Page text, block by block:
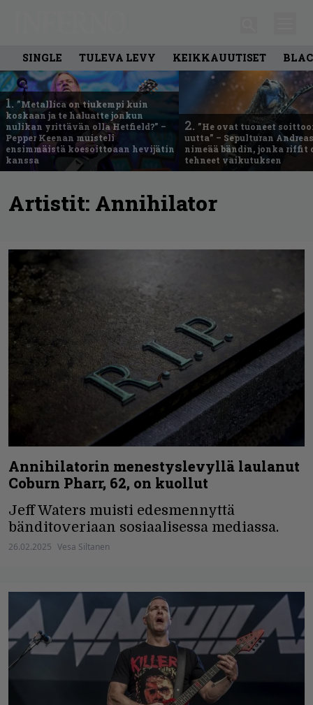
SINGLE TULEVA LEVY KEIKKAUUTISET
1. ”Metallica on tiukempi kuin
koskaan ja te haluatte jonkun
nulikan yrittävän olla Hetfield?” –
Pepper Keenan muisteli
ensimmäistä koesoittoaan hevijätin
kanssa
2. ”He ovat tuoneet
uutta” – Sepulturan
nimeää bändin, jonka riffit
tehneet vaikutuksen
Artistit: Annihilator
Annihilatorin menestyslevyllä laulanut
Coburn Pharr, 62, on kuollut
Jeff Waters muisti edesmennyttä
bänditoveriaan sosiaalisessa mediassa.
26.02.2025 Vesa Siltanen